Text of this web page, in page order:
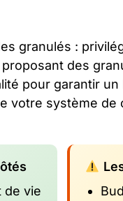
granulés :
des
pour garantir un
votre système de
de vie